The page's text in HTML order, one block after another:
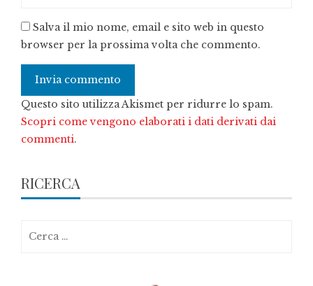
Salva il mio nome, email e sito web in questo
browser per la prossima volta che commento.
Questo sito utilizza Akismet per ridurre lo spam.
Scopri come vengono elaborati i dati derivati dai
commenti.
RICERCA